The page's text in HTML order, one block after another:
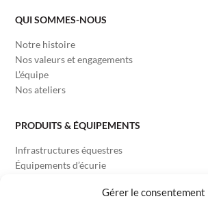
Gérer le consentement
QUI SOMMES-NOUS
Notre histoire
Nos valeurs et engagements
L’équipe
Nos ateliers
PRODUITS & ÉQUIPEMENTS
Infrastructures équestres
Équipements d’écurie
Équipements Vétérinaires